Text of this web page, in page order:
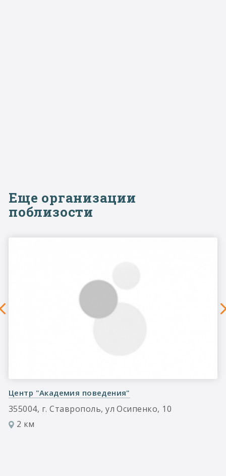
Еще организации
поблизости
Центр "Академия поведения"
355004, г. Ставрополь, ул Осипенко, 10
2 км